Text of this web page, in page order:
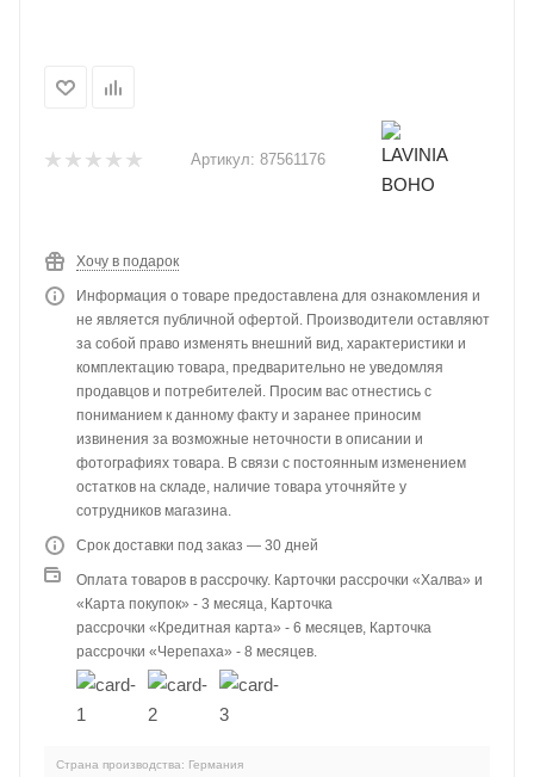
Артикул: 87561176
Хочу в подарок
Информация о товаре предоставлена для ознакомления и
не является публичной офертой. Производители оставляют
за собой право изменять внешний вид, характеристики и
комплектацию товара, предварительно не уведомляя
продавцов и потребителей. Просим вас отнестись с
пониманием к данному факту и заранее приносим
извинения за возможные неточности в описании и
фотографиях товара. В связи с постоянным изменением
остатков на складе, наличие товара уточняйте у
сотрудников магазина.
Срок доставки под заказ — 30 дней
Оплата товаров в рассрочку. Карточки рассрочки «Халва» и
«Карта покупок» - 3 месяца, Карточка
рассрочки «Кредитная карта» - 6 месяцев, Карточка
рассрочки «Черепаха» - 8 месяцев.
Страна производства: Германия